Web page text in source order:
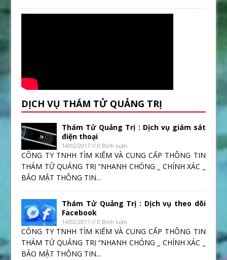
DỊCH VỤ THÁM TỬ QUẢNG TRỊ
Thám Tử Quảng Trị : Dịch vụ giám sát
điện thoại
14/02/2017 // 0 Bình luận
CÔNG TY TNHH TÌM KIẾM VÀ CUNG CẤP THÔNG TIN
THÁM TỬ QUẢNG TRỊ “NHANH CHÓNG _ CHÍNH XÁC _
BẢO MẬT THÔNG TIN...
Thám Tử Quảng Trị : Dịch vụ theo dõi
Facebook
14/02/2017 // 0 Bình luận
CÔNG TY TNHH TÌM KIẾM VÀ CUNG CẤP THÔNG TIN
THÁM TỬ QUẢNG TRỊ “NHANH CHÓNG _ CHÍNH XÁC _
BẢO MẬT THÔNG TIN...